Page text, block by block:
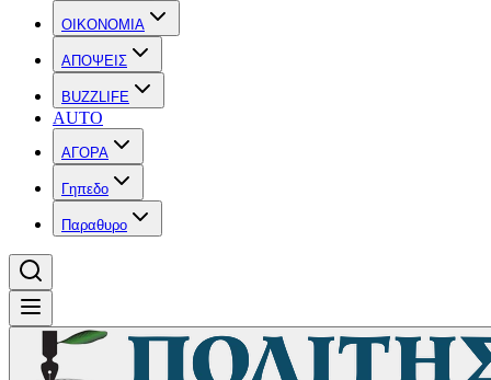
OIKONOMIA
ΑΠΟΨΕΙΣ
BUZZLIFE
AUTO
ΑΓΟΡΑ
Γηπεδο
Παραθυρο